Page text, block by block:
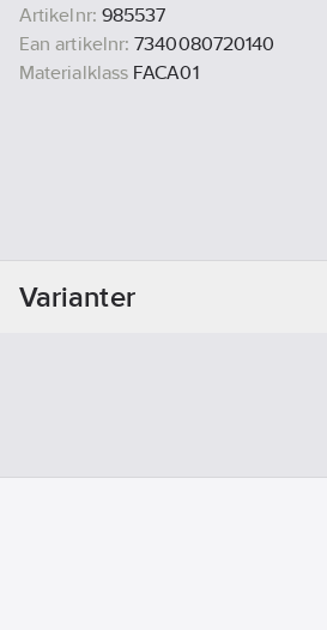
Artikelnr: 985537
Ean artikelnr: 7340080720140
Materialklass FACA01
Varianter